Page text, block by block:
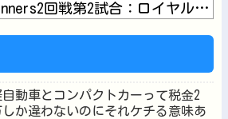
【にじ甲2026】Winners2回戦第2試合：ロイヤルナイ...
自動車とコンパクトカーって税金2
しか違わないのにそれケチる意味あ